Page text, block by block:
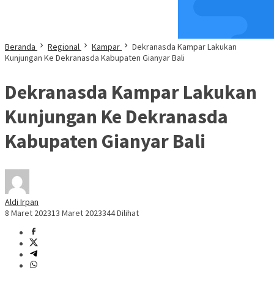
Beranda Regional Kampar
Dekranasda Kampar Lakukan
Kunjungan Ke Dekranasda Kabupaten Gianyar Bali
Dekranasda Kampar Lakukan
Kunjungan Ke Dekranasda
Kabupaten Gianyar Bali
Aldi Irpan
8 Maret 202313 Maret 2023344 Dilihat